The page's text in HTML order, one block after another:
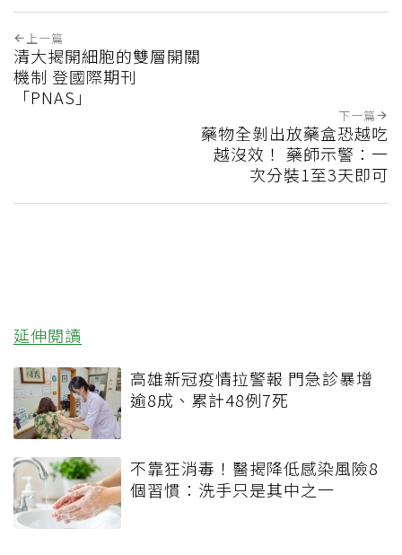
上一篇
清大揭開細胞的雙層開關
機制 登國際期刊
「PNAS」
下一篇
藥物全剝出放藥盒恐越吃
越沒效！ 藥師示警：一
次分裝1至3天即可
延伸閱讀
高雄新冠疫情拉警報 門急診暴增
逾8成、累計48例7死
不靠狂消毒！醫揭降低感染風險8
個習慣：洗手只是其中之一